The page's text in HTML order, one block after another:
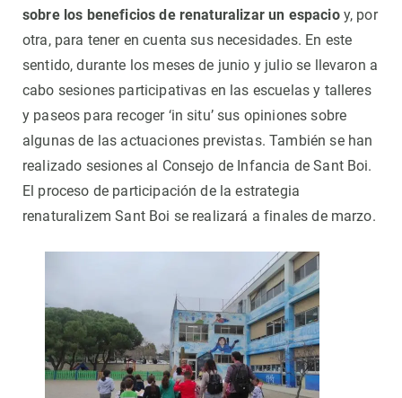
sobre los beneficios de renaturalizar un espacioy, por
otra, para tener en cuenta sus necesidades. En este
sentido, durante los meses de junio y julio se llevaron a
cabo sesiones participativas en las escuelas y talleres
y paseos para recoger ‘in situ’ sus opiniones sobre
algunas de las actuaciones previstas. También se han
realizado sesiones al Consejo de Infancia de Sant Boi.
El proceso de participación de la estrategia
renaturalizem Sant Boi se realizará a finales de marzo.